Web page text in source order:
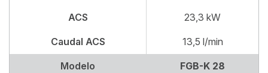
ACS 23,3 kW
Caudal ACS 13,5 l/min
Modelo FGB-K 28